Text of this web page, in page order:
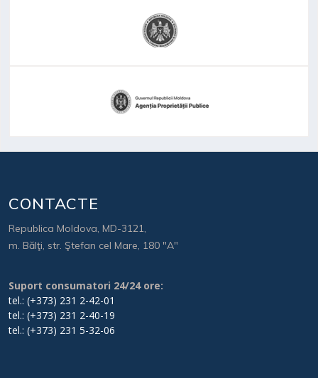
CONTACTE
Republica Moldova, MD-3121,
m. Bălţi, str. Ştefan cel Mare, 180 "A"
Suport consumatori 24/24 ore:
tel.: (+373) 231 2-42-01
tel.: (+373) 231 2-40-19
tel.: (+373) 231 5-32-06